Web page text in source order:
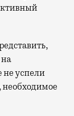
успели
необходимое